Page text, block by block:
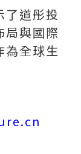
了道彤投
局與國際
為全球生